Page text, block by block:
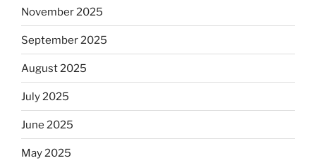
November 2025
September 2025
August 2025
July 2025
June 2025
May 2025